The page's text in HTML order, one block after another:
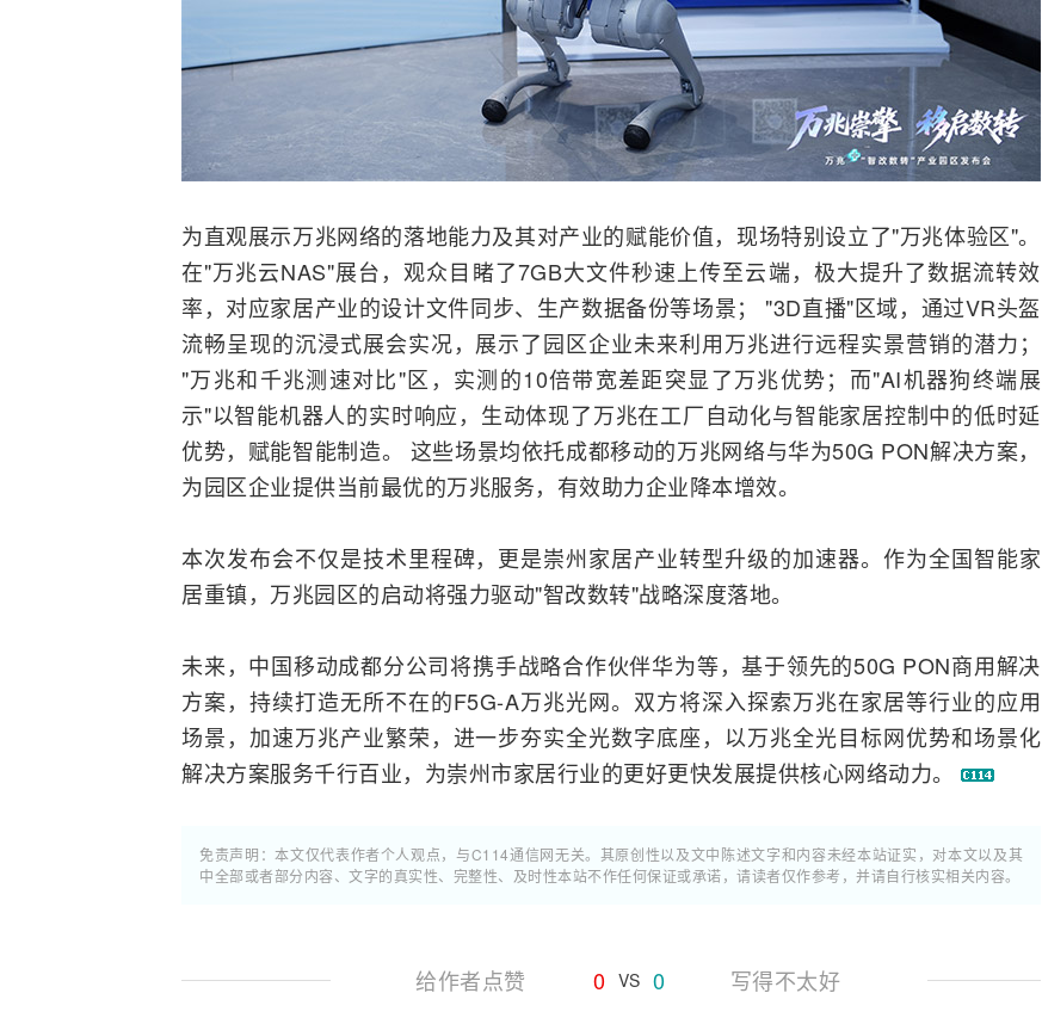
为直观展示万兆网络的落地能力及其对产业的赋能价值，现场特别设立了"万兆体验区"。
在"万兆云NAS"展台，观众目睹了7GB大文件秒速上传至云端，极大提升了数据流转效
率，对应家居产业的设计文件同步、生产数据备份等场景； "3D直播"区域，通过VR头盔
流畅呈现的沉浸式展会实况，展示了园区企业未来利用万兆进行远程实景营销的潜力；
"万兆和千兆测速对比"区，实测的10倍带宽差距突显了万兆优势；而"AI机器狗终端展
示"以智能机器人的实时响应，生动体现了万兆在工厂自动化与智能家居控制中的低时延
优势，赋能智能制造。 这些场景均依托成都移动的万兆网络与华为50G PON解决方案，
为园区企业提供当前最优的万兆服务，有效助力企业降本增效。
本次发布会不仅是技术里程碑，更是崇州家居产业转型升级的加速器。作为全国智能家
居重镇，万兆园区的启动将强力驱动"智改数转"战略深度落地。
未来，中国移动成都分公司将携手战略合作伙伴华为等，基于领先的50G PON商用解决
方案，持续打造无所不在的F5G-A万兆光网。双方将深入探索万兆在家居等行业的应用
场景，加速万兆产业繁荣，进一步夯实全光数字底座，以万兆全光目标网优势和场景化
解决方案服务千行百业，为崇州市家居行业的更好更快发展提供核心网络动力。
免责声明：本文仅代表作者个人观点，与C114通信网无关。其原创性以及文中陈述文字和内容未经本站证实，对本文以及其
中全部或者部分内容、文字的真实性、完整性、及时性本站不作任何保证或承诺，请读者仅作参考，并请自行核实相关内容。
给作者点赞 0 VS 0 写得不太好